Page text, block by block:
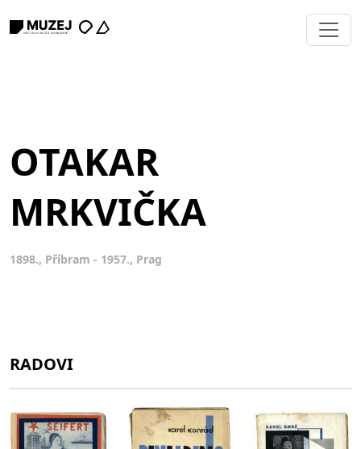
OTAKAR
MRKVIČKA
1898., Příbram - 1957., Prag
RADOVI